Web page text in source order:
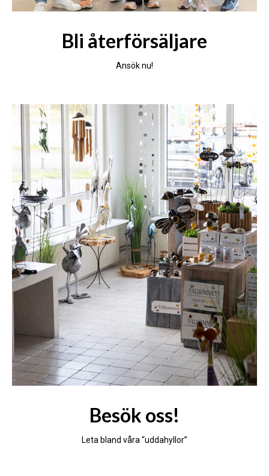
Bli återförsäljare
Ansök nu!
Besök oss!
Leta bland våra “uddahyllor”